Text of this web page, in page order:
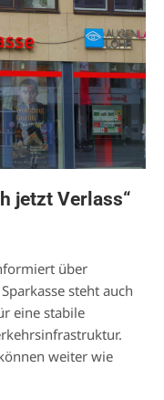
jetzt Verlass“
über
steht auch
eine stabile
weiter wie